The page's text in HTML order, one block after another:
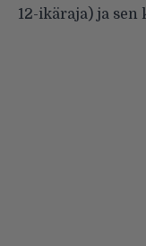
12-ikäraja) ja sen